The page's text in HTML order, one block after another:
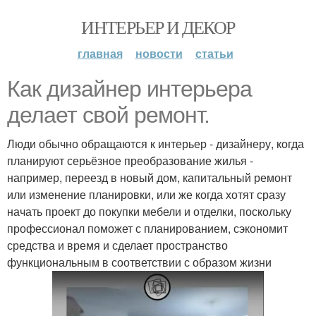
ИНТЕРЬЕР И ДЕКОР
главная новости статьи
Как дизайнер интерьера
делает свой ремонт.
Люди обычно обращаются к интерьер - дизайнеру, когда
планируют серьёзное преобразование жилья -
например, переезд в новый дом, капитальный ремонт
или изменение планировки, или же когда хотят сразу
начать проект до покупки мебели и отделки, поскольку
профессионал поможет с планированием, сэкономит
средства и время и сделает пространство
функциональным в соответствии с образом жизни